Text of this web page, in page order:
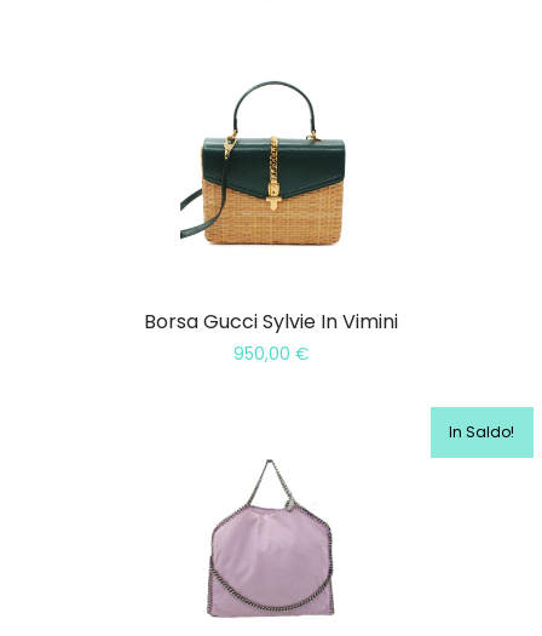
Borsa Gucci Sylvie In Vimini
950,00 €
In Saldo!